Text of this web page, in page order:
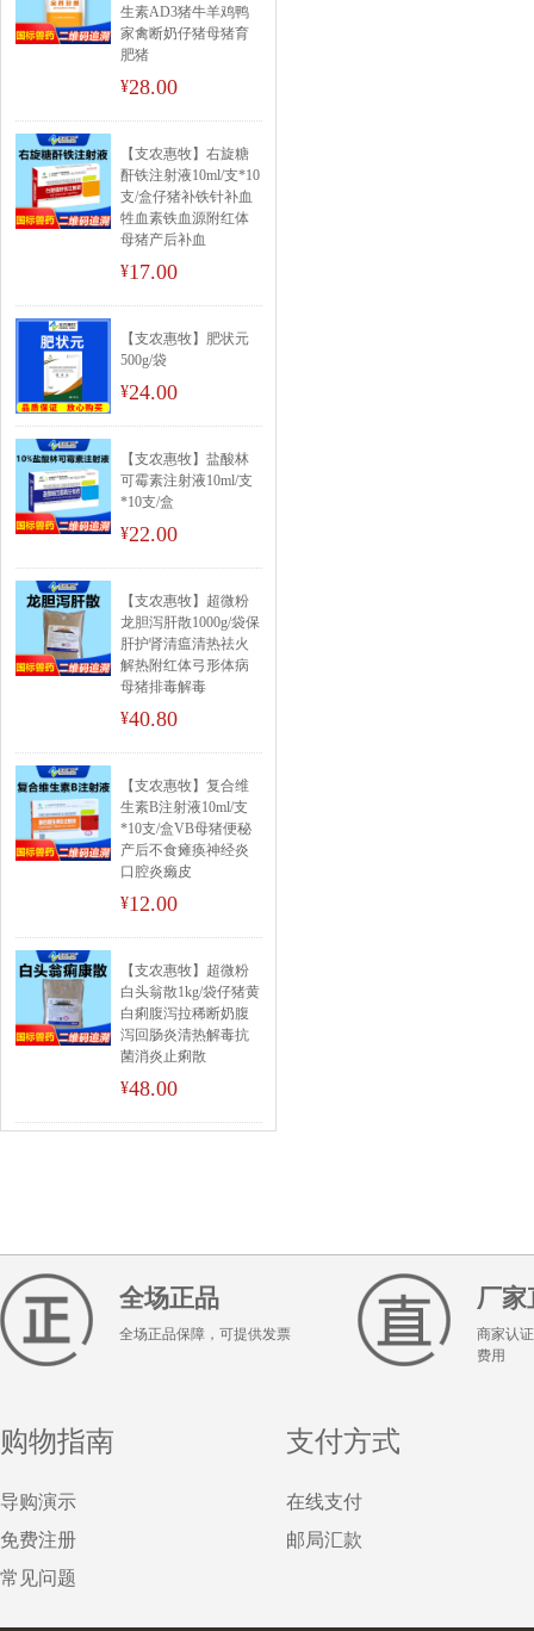
生素AD3猪牛羊鸡鸭
家禽断奶仔猪母猪育
肥猪
¥28.00
【支农惠牧】右旋糖
酐铁注射液10ml/支*10
支/盒仔猪补铁针补血
牲血素铁血源附红体
母猪产后补血
¥17.00
【支农惠牧】肥状元
500g/袋
¥24.00
【支农惠牧】盐酸林
可霉素注射液10ml/支
*10支/盒
¥22.00
【支农惠牧】超微粉
龙胆泻肝散1000g/袋保
肝护肾清瘟清热祛火
解热附红体弓形体病
母猪排毒解毒
¥40.80
【支农惠牧】复合维
生素B注射液10ml/支
*10支/盒VB母猪便秘
产后不食瘫痪神经炎
口腔炎癞皮
¥12.00
【支农惠牧】超微粉
白头翁散1kg/袋仔猪黄
白痢腹泻拉稀断奶腹
泻回肠炎清热解毒抗
菌消炎止痢散
¥48.00
全场正品
全场正品保障，可提供发票
厂家
商家认
费用
购物指南
导购演示
免费注册
常见问题
支付方式
在线支付
邮局汇款